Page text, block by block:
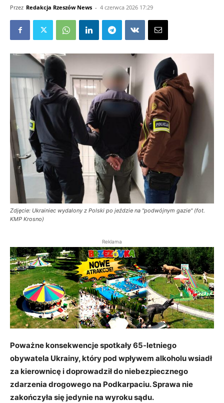
Przez Redakcja Rzeszów News - 4 czerwca 2026 17:29
Zdjęcie: Ukrainiec wydalony z Polski po jeździe na "podwójnym gazie" (fot.
KMP Krosno)
Reklama
Poważne konsekwencje spotkały 65-letniego
obywatela Ukrainy, który pod wpływem alkoholu wsiadł
za kierownicę i doprowadził do niebezpiecznego
zdarzenia drogowego na Podkarpaciu. Sprawa nie
zakończyła się jedynie na wyroku sądu.